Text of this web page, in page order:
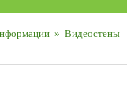
» Видеостены